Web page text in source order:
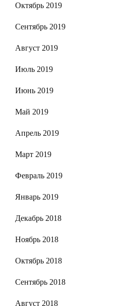
Октябрь 2019
Сентябрь 2019
Август 2019
Июль 2019
Июнь 2019
Май 2019
Апрель 2019
Март 2019
Февраль 2019
Январь 2019
Декабрь 2018
Ноябрь 2018
Октябрь 2018
Сентябрь 2018
Август 2018